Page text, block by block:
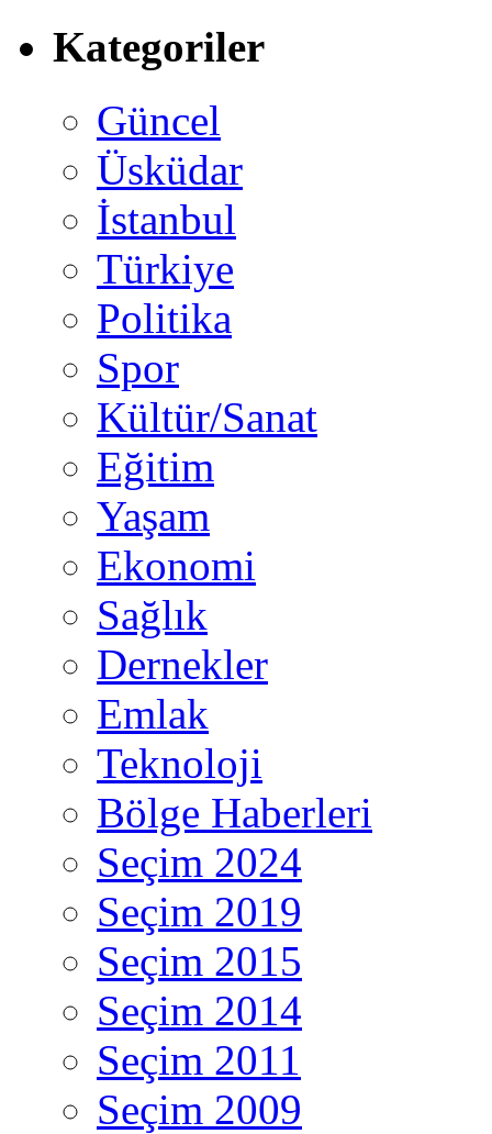
Kategoriler
Güncel
Üsküdar
İstanbul
Türkiye
Politika
Spor
Kültür/Sanat
Eğitim
Yaşam
Ekonomi
Sağlık
Dernekler
Emlak
Teknoloji
Bölge Haberleri
Seçim 2024
Seçim 2019
Seçim 2015
Seçim 2014
Seçim 2011
Seçim 2009